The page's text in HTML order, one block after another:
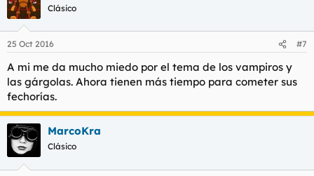
Clásico
25 Oct 2016 #7
A mi me da mucho miedo por el tema de los vampiros y
las gárgolas. Ahora tienen más tiempo para cometer sus
fechorías.
MarcoKra
Clásico